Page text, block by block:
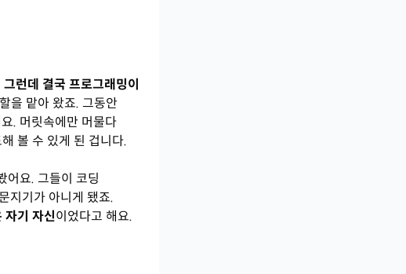
그런데 결국 프로그래밍이
을 맡아 왔죠. 그동안
. 머릿속에만 머물다
볼 수 있게 된 겁니다.
어요. 그들이 코딩
지기가 아니게 됐죠.
자기 자신이었다고 해요.